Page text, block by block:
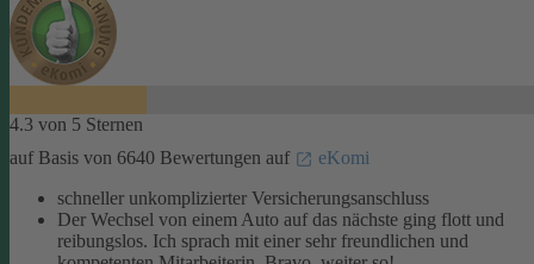
4.3 von 5 Sternen
auf Basis von 6640 Bewertungen auf
eKomi
schneller unkomplizierter Versicherungsanschluss
Der Wechsel von einem Auto auf das nächste ging flott und
reibungslos. Ich sprach mit einer sehr freundlichen und